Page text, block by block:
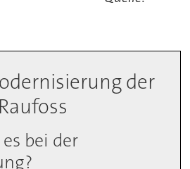
der
bei der